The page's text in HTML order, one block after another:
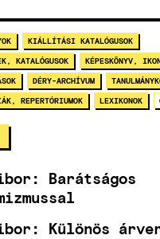
KIÁLLÍTÁSI KATALÓGUSOK
KATALÓGUSOK KÉPESKÖNYV,
DÉRY-ARCHÍVUM
REPERTÓRIUMOK LEXIKONOK
Barátságos
Különös